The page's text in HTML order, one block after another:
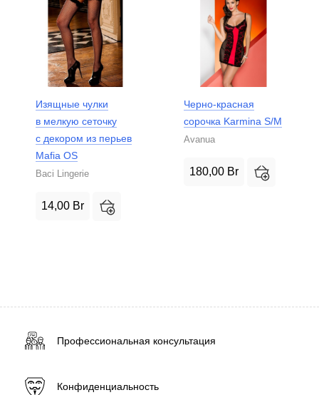
Изящные чулки
в мелкую сеточку
с декором из перьев
Mafia OS
Baci Lingerie
14,00 Br
Черно-красная
сорочка Karmina S/M
Avanua
180,00 Br
Профессиональная консультация
Конфиденциальность